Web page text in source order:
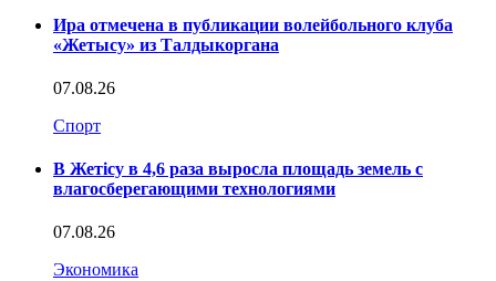
Ира отмечена в публикации волейбольного клуба
«Жетысу» из Талдыкоргана
07.08.26
Спорт
В Жетісу в 4,6 раза выросла площадь земель с
влагосберегающими технологиями
07.08.26
Экономика